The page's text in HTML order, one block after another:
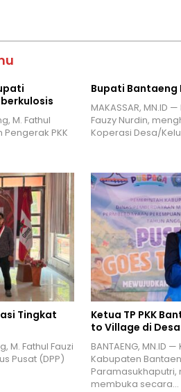
M. Fathul
PKK
Bupati Bantaeng
MAKASSAR, MN.ID
Fauzy Nurdin,
Koperasi Desa/
Tingkat
M. Fathul Fauzi
Pusat (DPP)
Ketua TP PKK
to Village di
BANTAENG, MN.ID
Kabupaten
membuka secara…